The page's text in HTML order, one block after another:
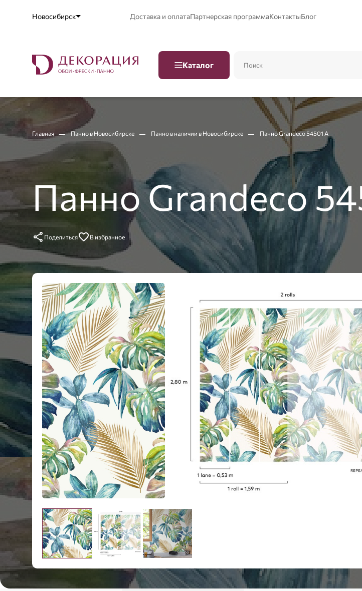
Новосибирск Доставка и оплатаПартнерская программаКонтактыБлог
Каталог
Главная Панно в Новосибирске Панно в наличии в Новосибирске Панно Grandeco 54501 A
Панно Grandeco
Поделиться В избранное